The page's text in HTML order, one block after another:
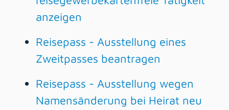
anzeigen
Reisepass - Ausstellung eines
Zweitpasses beantragen
Reisepass - Ausstellung wegen
Namensänderung bei Heirat neu